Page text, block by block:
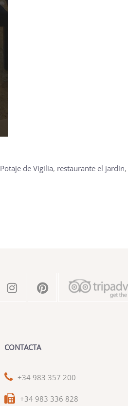
Potaje de Vigilia, restaurante el jardín,
CONTACTA
+34 983 357 200
+34 983 336 828